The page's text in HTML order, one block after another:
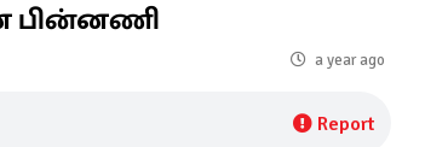
பின்னணி
a year ago
Report